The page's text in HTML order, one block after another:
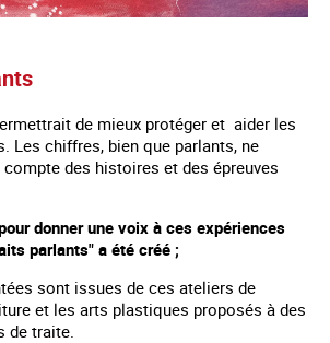
de mieux protéger et aider les
Les chiffres, bien que parlants, ne
compte des histoires et des épreuves
donner une voix à ces expériences
parlants" a été créé ;
sont issues de ces ateliers de
et les arts plastiques proposés à des
de traite.